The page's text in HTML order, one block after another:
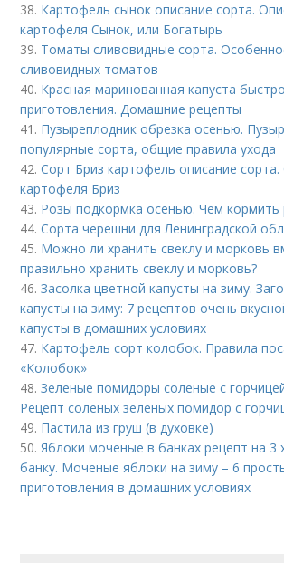
38. Картофель сынок описание сорта.
картофеля Сынок, или Богатырь
39. Томаты сливовидные сорта.
сливовидных томатов
40. Красная маринованная капуста
приготовления. Домашние рецепты
41. Пузыреплодник обрезка осенью.
популярные сорта, общие правила ухода
42.Сорт Бриз картофель описание сорта.
картофеля Бриз
43. Розы подкормка осенью. Чем кормить
44.Сорта черешни для Ленинградской
45. Можно ли хранить свеклу и морковь
правильно хранить свеклу и морковь?
46.Засолка цветной капусты на зиму.
капусты на зиму: 7 рецептов очень
капусты в домашних условиях
47. Картофель сорт колобок. Правила
«Колобок»
48.Зеленые помидоры соленые с
Рецепт соленых зеленых помидор с
49. Пастила из груш (в духовке)
50.Яблоки моченые в банках рецепт на 3
банку. Моченые яблоки на зиму – 6
приготовления в домашних условиях